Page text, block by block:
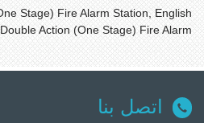
Stage) Fire Alarm Station, English
Action (One Stage) Fire Alarm...
اتصل بنا